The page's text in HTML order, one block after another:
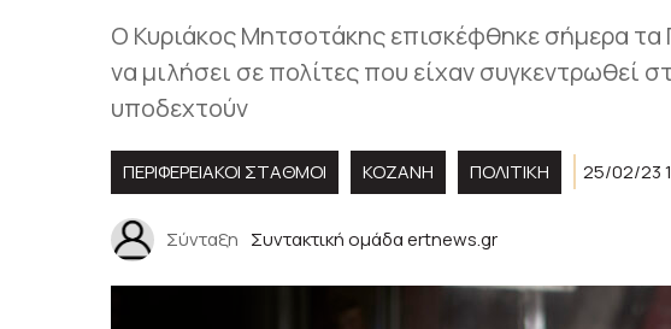
Ο Κυριάκος Μητσοτάκης επισκέφθηκε σήμερα τα
να μιλήσει σε πολίτες που είχαν συγκεντρωθεί
υποδεχτούν
ΠΕΡΙΦΕΡΕΙΑΚΟΊ ΣΤΑΘΜΟΊ KOZANH ΠΟΛΙΤΙΚΉ 25/02/23
Σύνταξη Συντακτική ομάδα ertnews.gr